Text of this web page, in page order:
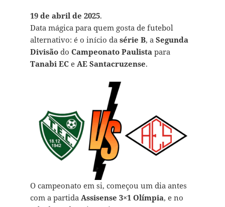
19 de abril de 2025.
Data mágica para quem gosta de futebol
alternativo: é o início da série B, a Segunda
Divisãodo Campeonato Paulistapara
Tanabi ECe AE Santacruzense.
O campeonato em si, começou um dia antes
com a partida Assisense 3×1 Olímpia, e no